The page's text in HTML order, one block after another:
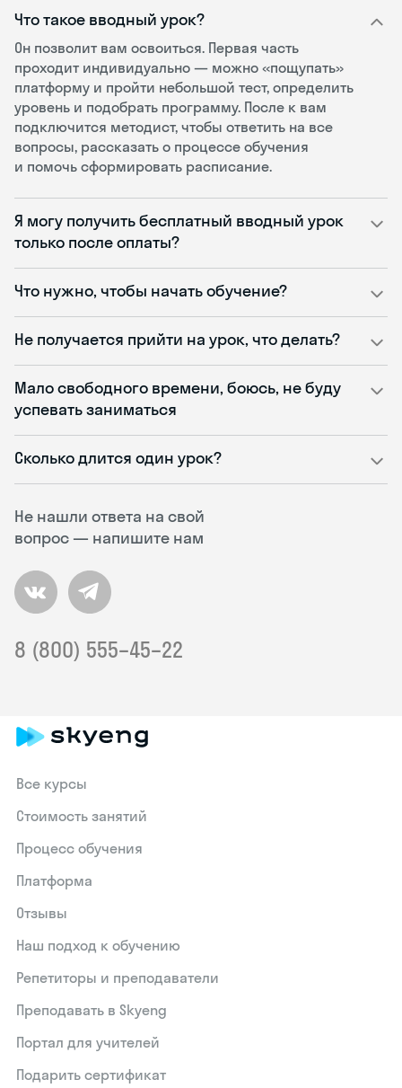
Не нашли ответа на свой
вопрос — напишите нам
8 (800) 555–45–22
Что такое вводный урок?
Он позволит вам освоиться. Первая часть
проходит индивидуально — можно «пощупать»
платформу и пройти небольшой тест, определить
уровень и подобрать программу. После к вам
подключится методист, чтобы ответить на все
вопросы, рассказать о процессе обучения
и помочь сформировать расписание.
Я могу получить бесплатный вводный урок
только после оплаты?
Что нужно, чтобы начать обучение?
Не получается прийти на урок, что делать?
Мало свободного времени, боюсь, не буду
успевать заниматься
Сколько длится один урок?
Все курсы
Стоимость занятий
Процесс обучения
Платформа
Отзывы
Наш подход к обучению
Репетиторы и преподаватели
Преподавать в Skyeng
Портал для учителей
Подарить сертификат